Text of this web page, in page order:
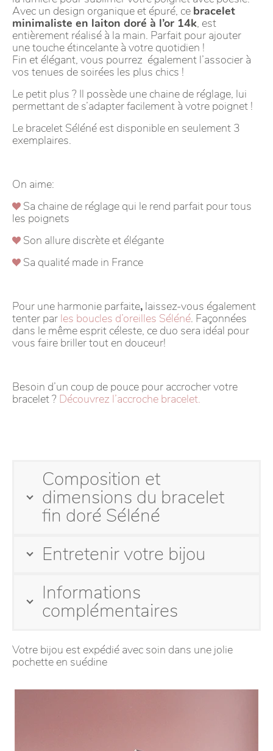
Avec un design organique et épuré, ce bracelet
minimaliste en laiton doré à l’or 14k, est
entièrement réalisé à la main. Parfait pour ajouter
une touche étincelante à votre quotidien !
Fin et élégant, vous pourrez également l’associer à
vos tenues de soirées les plus chics !
Le petit plus ? Il possède une chaine de réglage, lui
permettant de s’adapter facilement à votre poignet !
Le bracelet Séléné est disponible en seulement 3
exemplaires.
On aime:
Sa chaine de réglage qui le rend parfait pour tous
les poignets
Son allure discrète et élégante
Sa qualité made in France
Pour une harmonie parfaite, laissez-vous également
tenter par les boucles d’oreilles Séléné. Façonnées
dans le même esprit céleste, ce duo sera idéal pour
vous faire briller tout en douceur!
Besoin d’un coup de pouce pour accrocher votre
bracelet ? Découvrez l’accroche bracelet.
Composition et
dimensions du bracelet
fin doré Séléné
Entretenir votre bijou
Informations
complémentaires
Votre bijou est expédié avec soin dans une jolie
pochette en suédine